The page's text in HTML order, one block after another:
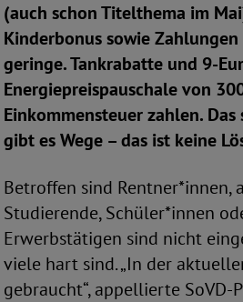
(auch schon Titelthema im
Kinderbonus sowie
geringe. Tankrabatte und 9-
Energiepreispauschale von
Einkommensteuer zahlen.
gibt es Wege – das ist keine
Betroffen sind Rentner*innen,
Studierende, Schüler*innen
Erwerbstätigen sind nicht
viele hart sind. „In der
gebraucht“, appellierte